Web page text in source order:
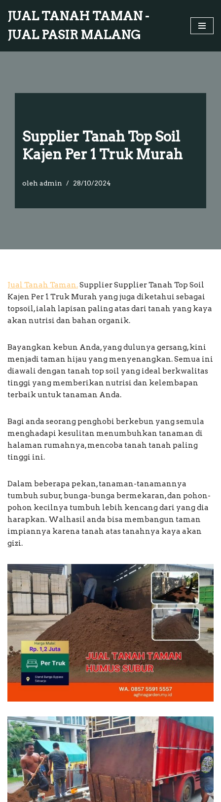
ke
konten
JUAL TANAH TAMAN -
JUAL PASIR MALANG
Supplier Tanah Top Soil
Kajen Per 1 Truk Murah
oleh admin 28/10/2024
Jual Tanah Taman.Supplier Supplier Tanah Top Soil
Kajen Per 1 Truk Murah yang juga diketahui sebagai
topsoil, ialah lapisan paling atas dari tanah yang kaya
akan nutrisi dan bahan organik.
Bayangkan kebun Anda, yang dulunya gersang, kini
menjadi taman hijau yang menyenangkan. Semua ini
diawali dengan tanah top soil yang ideal berkwalitas
tinggi yang memberikan nutrisi dan kelembapan
terbaik untuk tanaman Anda.
Bagi anda seorang penghobi berkebun yang semula
menghadapi kesulitan menumbuhkan tanaman di
halaman rumahnya, mencoba tanah tanah paling
tinggi ini.
Dalam beberapa pekan, tanaman-tanamannya
tumbuh subur, bunga-bunga bermekaran, dan pohon-
pohon kecilnya tumbuh lebih kencang dari yang dia
harapkan. Walhasil anda bisa membangun taman
impiannya karena tanah atas tanahnya kaya akan
gizi.